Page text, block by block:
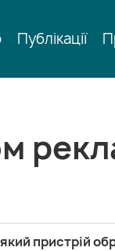
Публікації
пристрій